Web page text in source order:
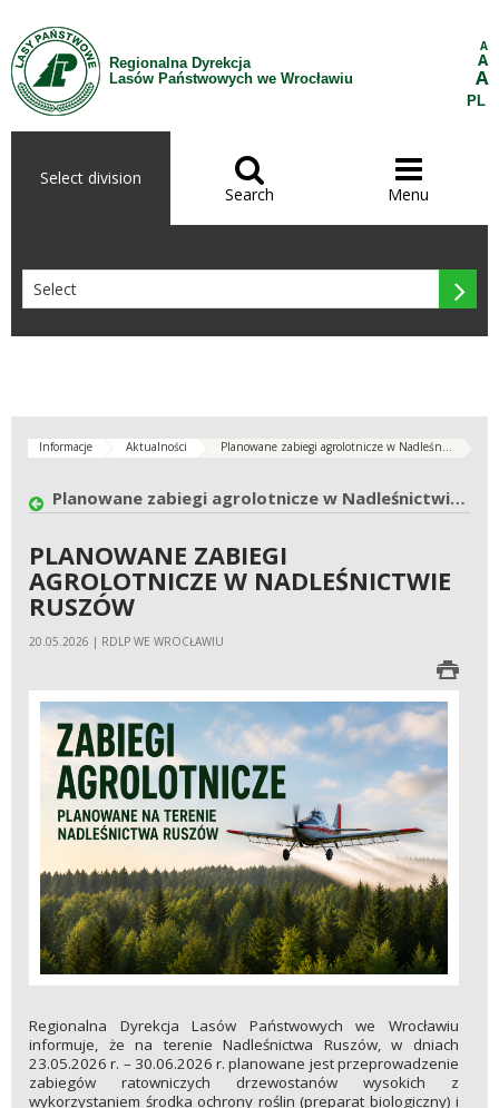
Skip to Content
Regionalna Dyrekcja
Lasów Państwowych we Wrocławiu
A
A
A
PL
Select division 
Search

Menu

Informacje Aktualności Planowane zabiegi agrolotnicze w Nadleśn...
Planowane zabiegi agrolotnicze w Nadleśnictwie Ruszów
PLANOWANE ZABIEGI
AGROLOTNICZE W NADLEŚNICTWIE
RUSZÓW
20.05.2026 | RDLP WE WROCŁAWIU
Regionalna Dyrekcja Lasów Państwowych we Wrocławiu
informuje, że na terenie Nadleśnictwa Ruszów, w dniach
23.05.2026 r. – 30.06.2026 r. planowane jest przeprowadzenie
zabiegów ratowniczych drzewostanów wysokich z
wykorzystaniem środka ochrony roślin (preparat biologiczny) i